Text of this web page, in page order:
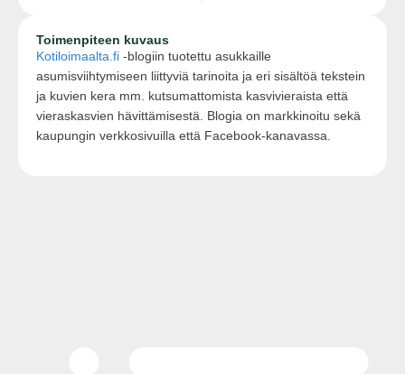
Toimenpiteen kuvaus
Kotiloimaalta.fi -blogiin tuotettu asukkaille
asumisviihtymiseen liittyviä tarinoita ja eri sisältöä tekstein
ja kuvien kera mm. kutsumattomista kasvivieraista että
vieraskasvien hävittämisestä. Blogia on markkinoitu sekä
kaupungin verkkosivuilla että Facebook-kanavassa.